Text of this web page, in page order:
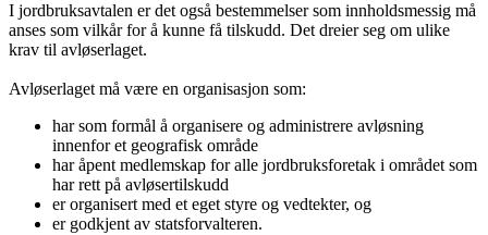
I jordbruksavtalen er det også bestemmelser som innholdsmessig må
anses som vilkår for å kunne få tilskudd. Det dreier seg om ulike
krav til avløserlaget.
Avløserlaget må være en organisasjon som:
har som formål å organisere og administrere avløsning
innenfor et geografisk område
har åpent medlemskap for alle jordbruksforetak i området som
har rett på avløsertilskudd
er organisert med et eget styre og vedtekter, og
er godkjent av statsforvalteren.